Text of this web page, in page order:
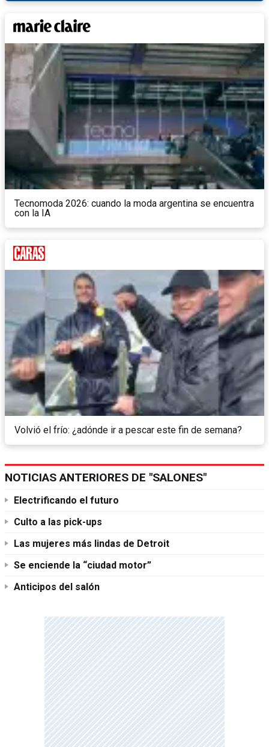
Tecnomoda 2026: cuando la moda argentina se encuentra
con la IA
Volvió el frío: ¿adónde ir a pescar este fin de semana?
NOTICIAS ANTERIORES DE "SALONES"
Electrificando el futuro
Culto a las pick-ups
Las mujeres más lindas de Detroit
Se enciende la “ciudad motor”
Anticipos del salón